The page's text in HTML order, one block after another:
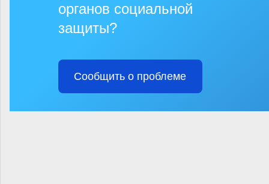
органов социальной
защиты?
Сообщить о проблеме